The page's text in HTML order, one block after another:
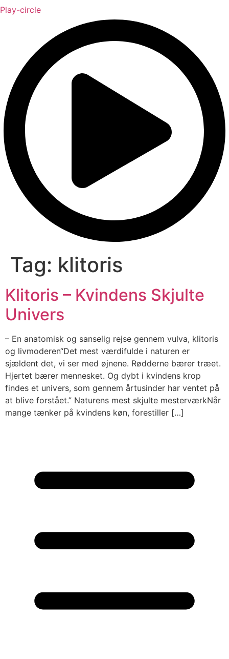
Play-circle
Tag: klitoris
Klitoris – Kvindens Skjulte
Univers
– En anatomisk og sanselig rejse gennem vulva, klitoris
og livmoderen“Det mest værdifulde i naturen er
sjældent det, vi ser med øjnene. Rødderne bærer træet.
Hjertet bærer mennesket. Og dybt i kvindens krop
findes et univers, som gennem årtusinder har ventet på
at blive forstået.” Naturens mest skjulte mesterværkNår
mange tænker på kvindens køn, forestiller […]